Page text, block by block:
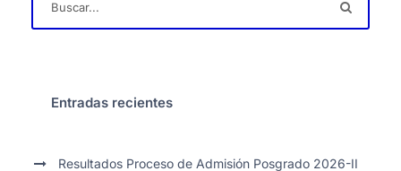
Entradas recientes
Resultados Proceso de Admisión Posgrado 2026-II